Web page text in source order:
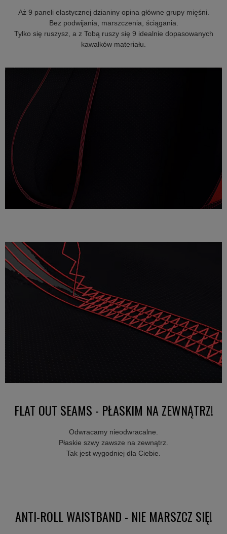
Aż 9 paneli elastycznej dzianiny opina główne grupy mięśni.
Bez podwijania, marszczenia, ściągania.
Tylko się ruszysz, a z Tobą ruszy się 9 idealnie dopasowanych
kawałków materiału.
FLAT OUT SEAMS - PŁASKIM NA ZEWNĄTRZ!
Odwracamy nieodwracalne.
Płaskie szwy zawsze na zewnątrz.
Tak jest wygodniej dla Ciebie.
ANTI-ROLL WAISTBAND - NIE MARSZCZ SIĘ!